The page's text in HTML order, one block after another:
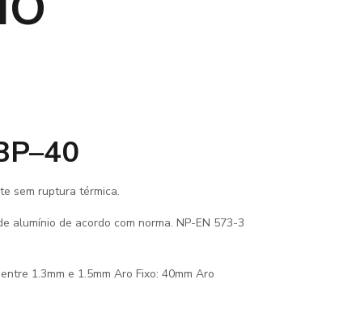
sem ruptura térmica.
alumínio de acordo com norma. NP-EN 573-3
1.3mm e 1.5mm Aro Fixo: 40mm Aro